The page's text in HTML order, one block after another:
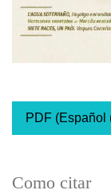
PDF (Español
Como citar